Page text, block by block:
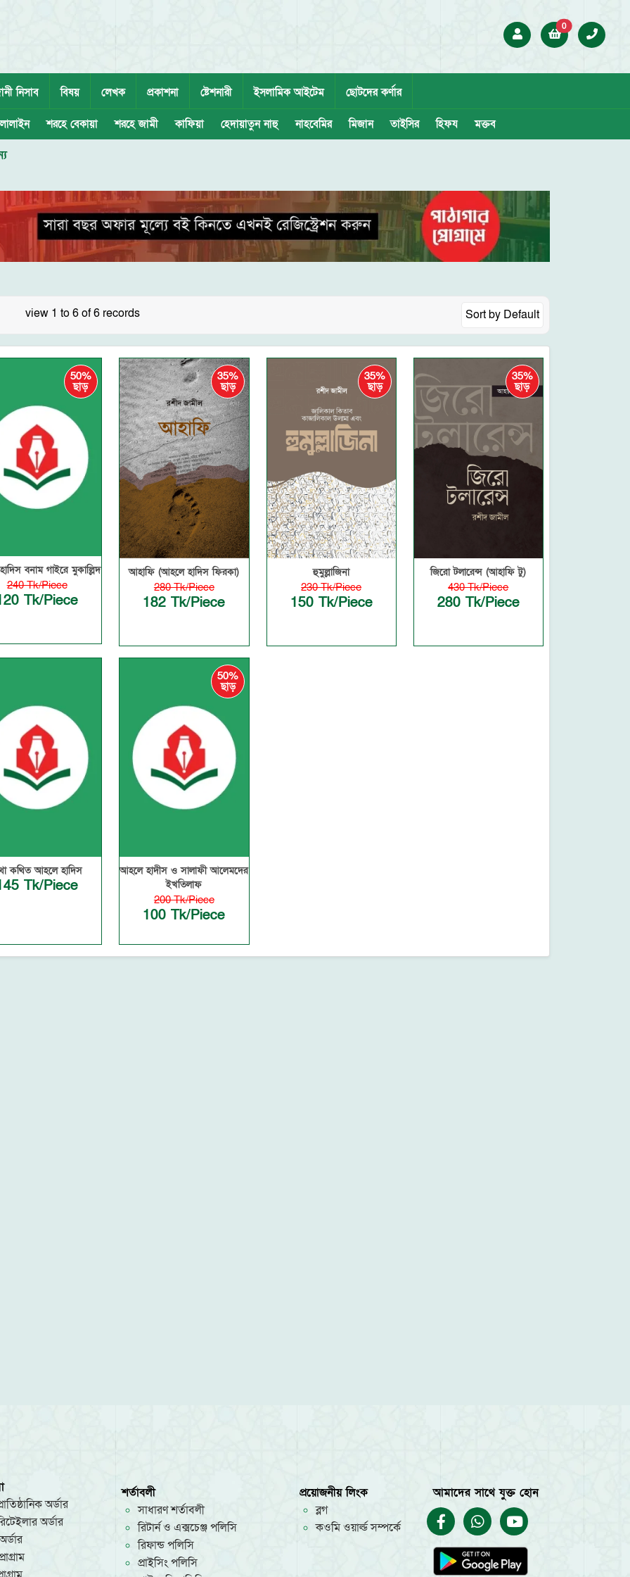
0
নিসাব বিষয় লেখক প্রকাশনা ষ্টেশনারী ইসলামিক আইটেম ছোটদের কর্ণার
শরহে বেকায়া শরহে জামী কাফিয়া হেদায়াতুন নাহু নাহবেমির মিজান তাইসির হিফয মক্তব
view 1 to 6 of 6 records Sort by Default
50%
ছাড়
বনাম গাইরে মুকাল্লিদ
240 Tk/Piece
Tk/Piece
35%
ছাড়
আহাফি (আহলে হাদিস ফিরকা)
280 Tk/Piece
182 Tk/Piece
35%
ছাড়
হুমুল্লাজিনা
230 Tk/Piece
150 Tk/Piece
35%
ছাড়
জিরো টলারেন্স (আহাফি টু)
430 Tk/Piece
280 Tk/Piece
কথিত আহলে হাদিস
Tk/Piece
50%
ছাড়
আহলে হাদীস ও সালাফী আলেমদের
ইখতিলাফ
200 Tk/Piece
100 Tk/Piece
অর্ডার
অর্ডার
শর্তাবলী
সাধারণ শর্তাবলী
রিটার্ন ও এক্সচেঞ্জ পলিসি
রিফান্ড পলিসি
প্রাইসিং পলিসি
প্রয়োজনীয় লিংক
ব্লগ
কওমি ওয়ার্ল্ড সম্পর্কে
আমাদের সাথে যুক্ত হোন